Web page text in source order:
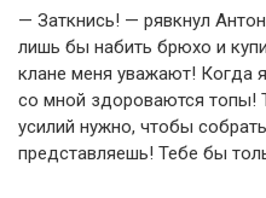
— Заткнись! — рявкнул
лишь бы набить брюхо и
клане меня уважают! Когда
со мной здороваются топы!
усилий нужно, чтобы
представляешь! Тебе бы